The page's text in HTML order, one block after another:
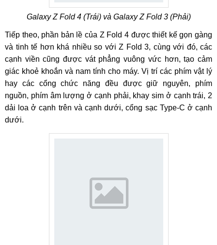
Galaxy Z Fold 4 (Trái) và Galaxy Z Fold 3 (Phải)
Tiếp theo, phần bản lề của Z Fold 4 được thiết kế gọn gàng
và tinh tế hơn khá nhiều so với Z Fold 3, cùng với đó, các
cạnh viền cũng được vát phẳng vuông vức hơn, tạo cảm
giác khoẻ khoắn và nam tính cho máy. Vị trí các phím vật lý
hay các cổng chức năng đều được giữ nguyên, phím
nguồn, phím âm lượng ở cạnh phải, khay sim ở cạnh trái, 2
dải loa ở cạnh trên và cạnh dưới, cổng sạc Type-C ở cạnh
dưới.